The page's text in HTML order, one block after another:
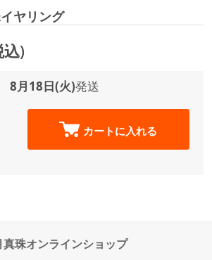
ヤリング
込)
8月18日(火)発送
カートに入れる
真珠オンラインショップ